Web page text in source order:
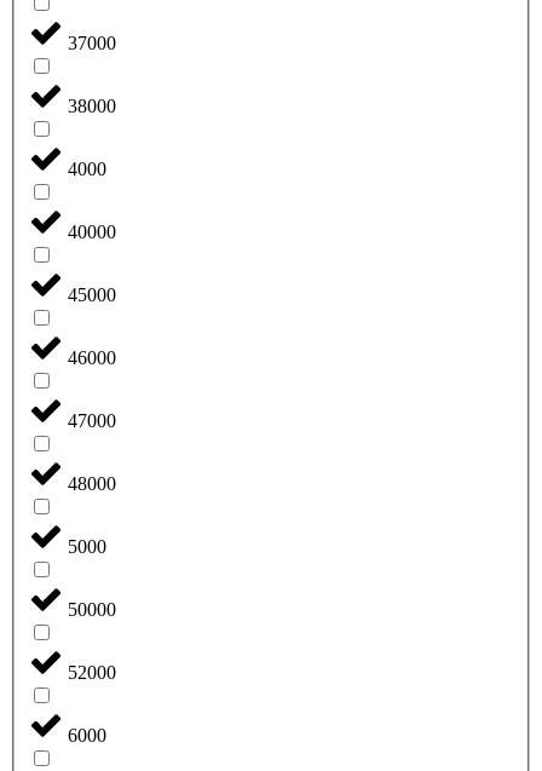
37000
38000
4000
40000
45000
46000
47000
48000
5000
50000
52000
6000